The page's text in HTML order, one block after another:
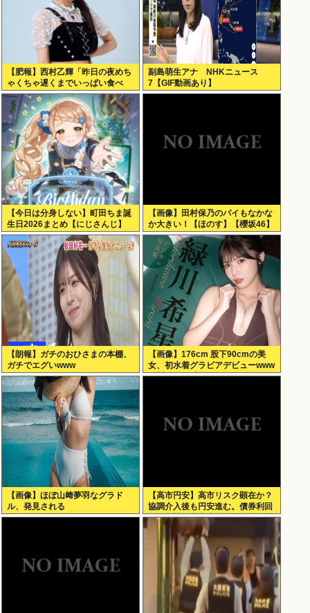
【肥報】西村乙輝「昨日の夜めち
ゃくちゃ遅くまでいっぱい食べ
た。今日もいっぱい食べてやる」
副島萌生アナ NHKニュース
7【GIF動画あり】
【今日は分身しない】町田ちま誕
生日2026まとめ【にじさんじ】
【画像】田村保乃のパイもなかな
か大きい！【ほのす】【櫻坂46】
【朗報】ガチのおひさまの本棚、
ガチでエグいwww
【画像】176cm 股下90cmの美
女、初水着グラビアデビューwww
緑川希星、「ヤンジャン」で圧倒
【画像】ほぼ山﨑夢羽なグラド
ル、発見される
【高市円安】高市リスク顕在か？
協調介入後も円安進む。債券利回
りは急騰。大丈夫なのか？